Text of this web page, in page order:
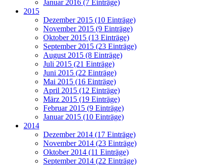
Januar 2016 (7 Einträge)
2015
Dezember 2015 (10 Einträge)
November 2015 (9 Einträge)
Oktober 2015 (13 Einträge)
September 2015 (23 Einträge)
August 2015 (8 Einträge)
Juli 2015 (21 Einträge)
Juni 2015 (22 Einträge)
Mai 2015 (16 Einträge)
April 2015 (12 Einträge)
März 2015 (19 Einträge)
Februar 2015 (9 Einträge)
Januar 2015 (10 Einträge)
2014
Dezember 2014 (17 Einträge)
November 2014 (23 Einträge)
Oktober 2014 (11 Einträge)
September 2014 (22 Einträge)